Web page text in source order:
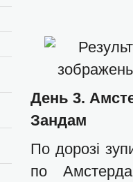
День 3.
Зандам
По дорозі
по